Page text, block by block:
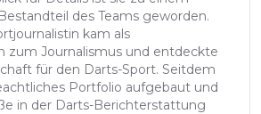
des Teams geworden.
kam als
zum Journalismus und entdeckte
für den Darts-Sport. Seitdem
Portfolio aufgebaut und
in der Darts-Berichterstattung